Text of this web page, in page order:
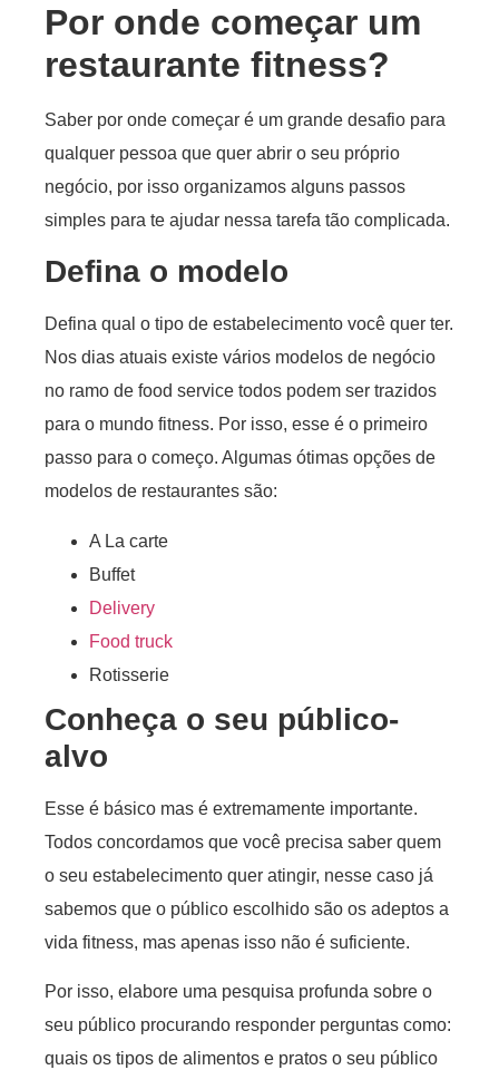
Por onde começar um
restaurante fitness?
Saber por onde começar é um grande desafio para
qualquer pessoa que quer abrir o seu próprio
negócio, por isso organizamos alguns passos
simples para te ajudar nessa tarefa tão complicada.
Defina o modelo
Defina qual o tipo de estabelecimento você quer ter.
Nos dias atuais existe vários modelos de negócio
no ramo de food service todos podem ser trazidos
para o mundo fitness. Por isso, esse é o primeiro
passo para o começo. Algumas ótimas opções de
modelos de restaurantes são:
A La carte
Buffet
Delivery
Food truck
Rotisserie
Conheça o seu público-
alvo
Esse é básico mas é extremamente importante.
Todos concordamos que você precisa saber quem
o seu estabelecimento quer atingir, nesse caso já
sabemos que o público escolhido são os adeptos a
vida fitness, mas apenas isso não é suficiente.
Por isso, elabore uma pesquisa profunda sobre o
seu público procurando responder perguntas como:
quais os tipos de alimentos e pratos o seu público